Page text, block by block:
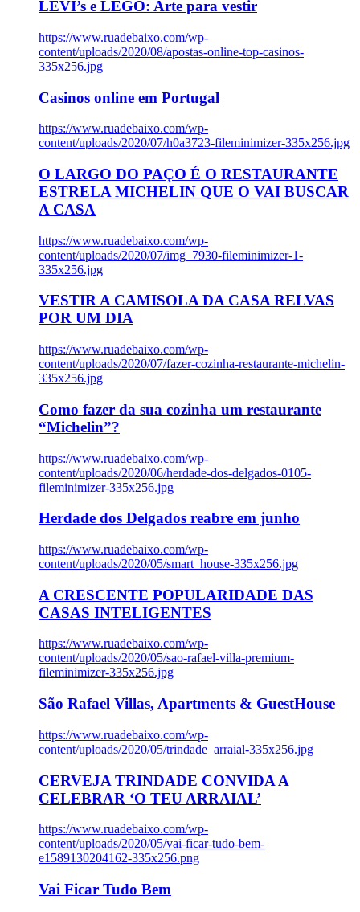
LEVI’s e LEGO: Arte para vestir
https://www.ruadebaixo.com/wp-
content/uploads/2020/08/apostas-online-top-casinos-
335x256.jpg
Casinos online em Portugal
https://www.ruadebaixo.com/wp-
content/uploads/2020/07/h0a3723-fileminimizer-335x256.jpg
O LARGO DO PAÇO É O RESTAURANTE
ESTRELA MICHELIN QUE O VAI BUSCAR
A CASA
https://www.ruadebaixo.com/wp-
content/uploads/2020/07/img_7930-fileminimizer-1-
335x256.jpg
VESTIR A CAMISOLA DA CASA RELVAS
POR UM DIA
https://www.ruadebaixo.com/wp-
content/uploads/2020/07/fazer-cozinha-restaurante-michelin-
335x256.jpg
Como fazer da sua cozinha um restaurante
“Michelin”?
https://www.ruadebaixo.com/wp-
content/uploads/2020/06/herdade-dos-delgados-0105-
fileminimizer-335x256.jpg
Herdade dos Delgados reabre em junho
https://www.ruadebaixo.com/wp-
content/uploads/2020/05/smart_house-335x256.jpg
A CRESCENTE POPULARIDADE DAS
CASAS INTELIGENTES
https://www.ruadebaixo.com/wp-
content/uploads/2020/05/sao-rafael-villa-premium-
fileminimizer-335x256.jpg
São Rafael Villas, Apartments & GuestHouse
https://www.ruadebaixo.com/wp-
content/uploads/2020/05/trindade_arraial-335x256.jpg
CERVEJA TRINDADE CONVIDA A
CELEBRAR ‘O TEU ARRAIAL’
https://www.ruadebaixo.com/wp-
content/uploads/2020/05/vai-ficar-tudo-bem-
e1589130204162-335x256.png
Vai Ficar Tudo Bem